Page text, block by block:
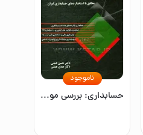
حسابداری: بررسی موارد خاص (مباحث جاری)
ناموجود